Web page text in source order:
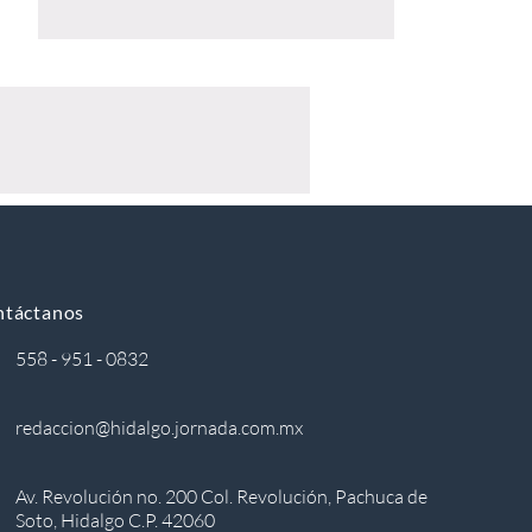
558 - 951 - 0832
redaccion@hidalgo.jornada.com.mx
Av. Revolución no. 200 Col. Revolución, Pachuca de
Soto, Hidalgo C.P. 42060